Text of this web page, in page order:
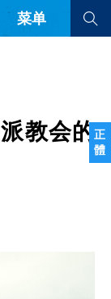
正
體
菜单
教会的